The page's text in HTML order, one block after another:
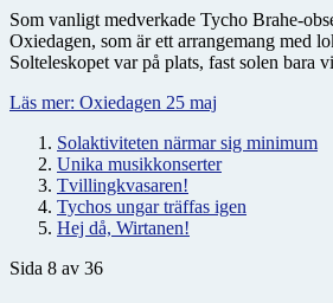
Som vanligt medverkade Tycho Brahe-
Oxiedagen, som är ett arrangemang med
Solteleskopet var på plats, fast solen bara
Läs mer: Oxiedagen 25 maj
Solaktiviteten närmar sig minimum
Unika musikkonserter
Tvillingkvasaren!
Tychos ungar träffas igen
Hej då, Wirtanen!
Sida 8 av 36